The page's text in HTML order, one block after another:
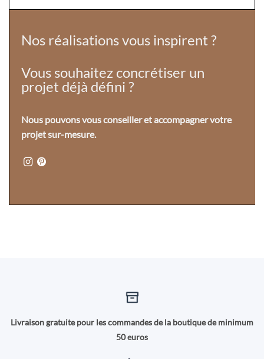
Nos réalisations vous inspirent ?
Vous souhaitez concrétiser un
projet déjà défini ?
Nous pouvons vous conseiller et accompagner votre
projet sur-mesure.
o
Livraison gratuite pour les commandes de la boutique de minimum
50 euros